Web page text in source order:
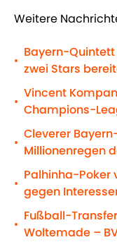
Weitere
•
Bayern-
zwei Stars
•
Vincent
Champions-
•
Cleverer
Millionenregen
•
Palhinha-Poker
gegen
•
Fußball-
Woltemade –